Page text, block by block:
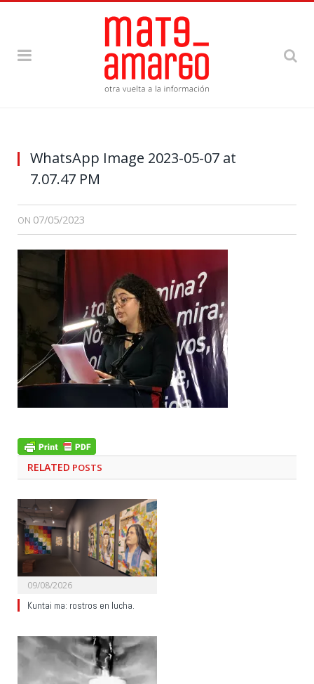
WhatsApp Image 2023-05-07 at
7.07.47 PM
ON 07/05/2023
RELATED POSTS
09/08/2026
Kuntai ma: rostros en lucha.